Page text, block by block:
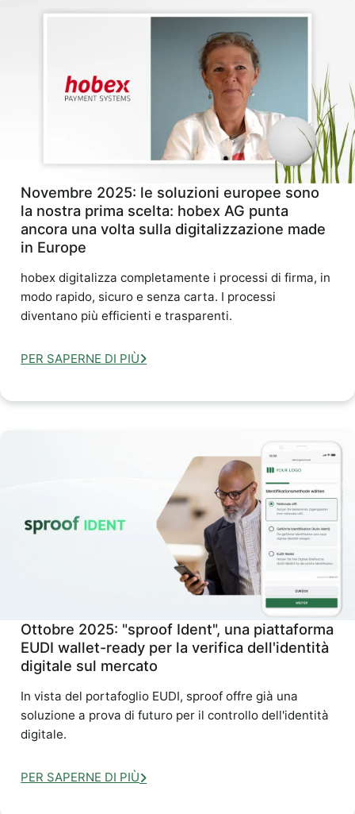
Novembre 2025: le soluzioni europee sono
la nostra prima scelta: hobex AG punta
ancora una volta sulla digitalizzazione made
in Europe
hobex digitalizza completamente i processi di firma, in
modo rapido, sicuro e senza carta. I processi
diventano più efficienti e trasparenti.
PER SAPERNE DI PIÙ
Ottobre 2025: "sproof Ident", una piattaforma
EUDI wallet-ready per la verifica dell'identità
digitale sul mercato
In vista del portafoglio EUDI, sproof offre già una
soluzione a prova di futuro per il controllo dell'identità
digitale.
PER SAPERNE DI PIÙ